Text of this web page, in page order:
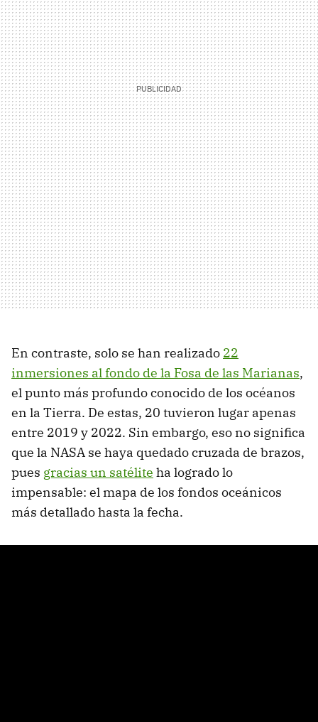
En contraste, solo se han realizado 22
inmersiones al fondo de la Fosa de las Marianas,
el punto más profundo conocido de los océanos
en la Tierra. De estas, 20 tuvieron lugar apenas
entre 2019 y 2022. Sin embargo, eso no significa
que la NASA se haya quedado cruzada de brazos,
pues gracias un satélite ha logrado lo
impensable: el mapa de los fondos oceánicos
más detallado hasta la fecha.